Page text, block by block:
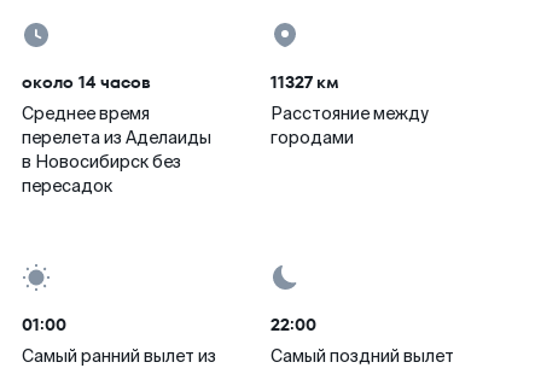
около 14 часов
Среднее время
перелета из Аделаиды
в Новосибирск без
пересадок
11327 км
Расстояние между
городами
01:00
Самый ранний вылет из
22:00
Самый поздний вылет